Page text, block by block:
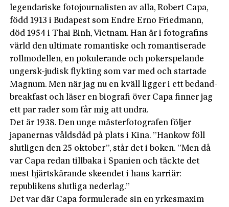
legendariske fotojournalisten av alla, Robert Capa,
född 1913 i Budapest som Endre Erno Friedmann,
död 1954 i Thai Binh, Vietnam. Han är i fotografins
värld den ultimate romantiske och romantiserade
rollmodellen, en pokulerande och pokerspelande
ungersk-judisk flykting som var med och startade
Magnum. Men när jag nu en kväll ligger i ett bedand-
breakfast och läser en biografi över Capa finner jag
ett par rader som får mig att undra.
Det är 1938. Den unge mästerfotografen följer
japanernas våldsdåd på plats i Kina. ”Hankow föll
slutligen den 25 oktober”, står det i boken. ”Men då
var Capa redan tillbaka i Spanien och täckte det
mest hjärtskärande skeendet i hans karriär:
republikens slutliga nederlag.”
Det var där Capa formulerade sin en yrkesmaxim